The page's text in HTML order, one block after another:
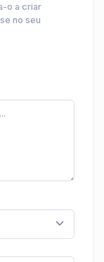
o a criar
no seu